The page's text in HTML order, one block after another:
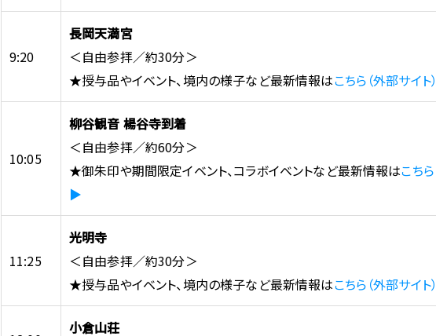
9:20
長岡天満宮
＜自由参拝／約30分＞
★授与品やイベント、境内の様子など最新情報はこちら（外部サイト
10:05
柳谷観音 楊谷寺到着
＜自由参拝／約60分＞
★御朱印や期間限定イベント、コラボイベントなど最新情報はこちら
▶
11:25
光明寺
＜自由参拝／約30分＞
★授与品やイベント、境内の様子など最新情報はこちら （外部サイト）
小倉山荘